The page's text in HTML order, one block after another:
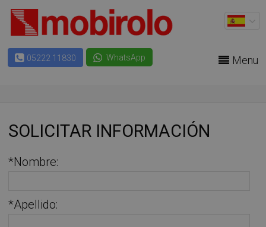
05222 11830 WhatsApp Menu
SOLICITAR INFORMACIÓN
*Nombre:
*Apellido: